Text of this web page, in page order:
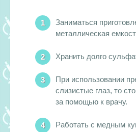
Заниматься
металлическая
Хранить долго
При использовании
слизистые глаз, то
за помощью к врачу.
Работать с медным